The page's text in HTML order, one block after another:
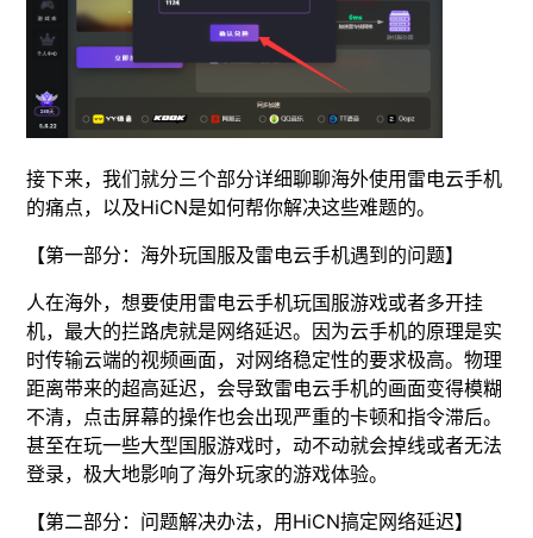
接下来，我们就分三个部分详细聊聊海外使用雷电云手机
的痛点，以及HiCN是如何帮你解决这些难题的。
【第一部分：海外玩国服及雷电云手机遇到的问题】
人在海外，想要使用雷电云手机玩国服游戏或者多开挂
机，最大的拦路虎就是网络延迟。因为云手机的原理是实
时传输云端的视频画面，对网络稳定性的要求极高。物理
距离带来的超高延迟，会导致雷电云手机的画面变得模糊
不清，点击屏幕的操作也会出现严重的卡顿和指令滞后。
甚至在玩一些大型国服游戏时，动不动就会掉线或者无法
登录，极大地影响了海外玩家的游戏体验。
【第二部分：问题解决办法，用HiCN搞定网络延迟】